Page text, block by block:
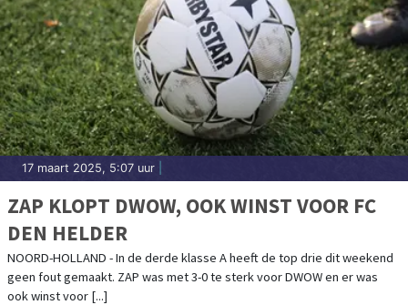
17 maart 2025, 5:07 uur
ZAP KLOPT DWOW, OOK WINST VOOR FC
DEN HELDER
NOORD-HOLLAND - In de derde klasse A heeft de top drie dit weekend
geen fout gemaakt. ZAP was met 3-0 te sterk voor DWOW en er was
ook winst voor [...]